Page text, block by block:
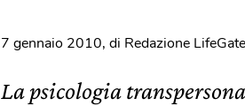
7 gennaio 2010, di Redazione LifeGate
La psicologia